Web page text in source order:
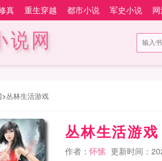
真 重生穿越 都市小说 军史小说
说网
>丛林生活游戏
丛林生活游戏
作者：怀愫 更新时间：